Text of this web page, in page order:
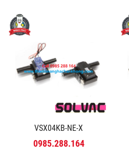
VSX04KB-NE-X
0985.288.164